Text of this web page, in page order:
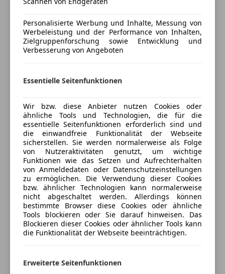
Elektrische Sitze
Head-up display
Klimaanlage
Klimaautomatik
Lichtsensor
Luftfederung
Multifunktionslenkrad
Navigationssystem
Panoramadach
Regensensor
Schiebedach
Schlüssellose Zentralverriegelung
Sitzheizung
Sitzheizung hinten
Start/Stop-Automatik
teilb. Rücksitzbank
Tempomat
Innenausstattung
Fahrzeugbeschreibung
Günter Braher, Tel: 06643403414
Christian Kirchhofer, Tel: 07238/4293-23
Marcel Hirnschrott, Tel: +43 7238 / 4293-27
Fahrzeug im Vorlauf!
Mehrere Farben und unterschiedliche
Ausstattungen verfügbar
bitte bei uns Anfragen!
0664-1666579 oder c.kirchhofer@braher.at
HIGHLIGHTS & PAKETE
Mehr anzeigen
Preisbewertung
Personalisierte Werbung und Inhalte, Messung von
Werbeleistung und der Performance von Inhalten,
Zielgruppenforschung sowie Entwicklung und
Verbesserung von Angeboten
Essentielle Seitenfunktionen
Wir bzw. diese Anbieter nutzen Cookies oder
ähnliche Tools und Technologien, die für die
essentielle Seitenfunktionen erforderlich sind und
die einwandfreie Funktionalität der Webseite
sicherstellen. Sie werden normalerweise als Folge
von Nutzeraktivitäten genutzt, um wichtige
Funktionen wie das Setzen und Aufrechterhalten
von Anmeldedaten oder Datenschutzeinstellungen
zu ermöglichen. Die Verwendung dieser Cookies
bzw. ähnlicher Technologien kann normalerweise
nicht abgeschaltet werden. Allerdings können
bestimmte Browser diese Cookies oder ähnliche
Tools blockieren oder Sie darauf hinweisen. Das
Blockieren dieser Cookies oder ähnlicher Tools kann
die Funktionalität der Webseite beeinträchtigen.
Erweiterte Seitenfunktionen